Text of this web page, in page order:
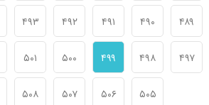
۴۸۹ ۴۹۰ ۴۹۱ ۴۹۲ ۴۹۳
۴۹۷ ۴۹۸ ۴۹۹ ۵۰۰ ۵۰۱
۵۰۵ ۵۰۶ ۵۰۷ ۵۰۸